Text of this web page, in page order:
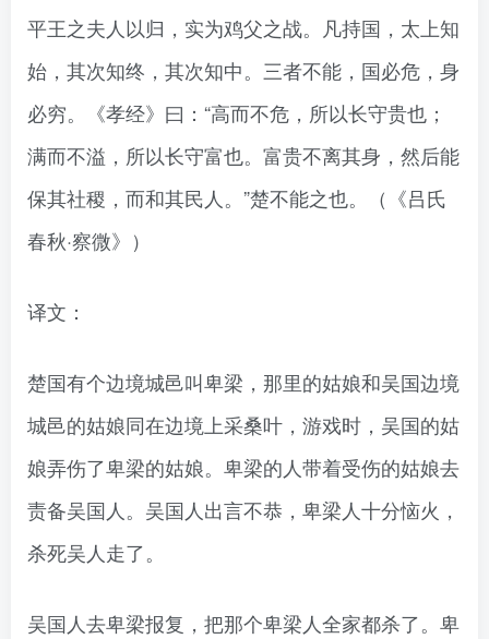
平王之夫人以归，实为鸡父之战。凡持国，太上知
始，其次知终，其次知中。三者不能，国必危，身
必穷。《孝经》曰：“高而不危，所以长守贵也；
满而不溢，所以长守富也。富贵不离其身，然后能
保其社稷，而和其民人。”楚不能之也。（《吕氏
春秋·察微》）
译文：
楚国有个边境城邑叫卑梁，那里的姑娘和吴国边境
城邑的姑娘同在边境上采桑叶，游戏时，吴国的姑
娘弄伤了卑梁的姑娘。卑梁的人带着受伤的姑娘去
责备吴国人。吴国人出言不恭，卑梁人十分恼火，
杀死吴人走了。
吴国人去卑梁报复，把那个卑梁人全家都杀了。卑